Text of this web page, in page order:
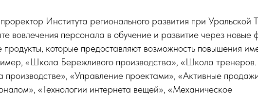
Института регионального развития при Уральской
вовлечения персонала в обучение и развитие через новые
продукты, которые предоставляют возможность повышения
«Школа Бережливого производства», «Школа тренеров.
производстве», «Управление проектами», «Активные
«Технологии интернета вещей», «Механическое